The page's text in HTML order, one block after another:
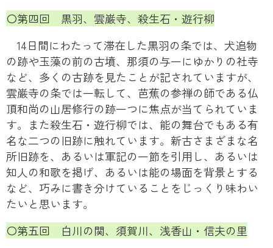
〇第四回 黒羽、雲巌寺、殺生石・遊行柳
14日間にわたって滞在した黒羽の条では、犬追物
の跡や玉藻の前の古墳、那須の与一にゆかりの社寺
など、多くの古跡を見たことが記されていますが、
雲巌寺の条では一転して、芭蕉の参禅の師である仏
頂和尚の山居修行の跡一つに焦点が当てられていま
す。また殺生石・遊行柳では、能の舞台でもある有
名な二つの旧跡に触れています。新古さまざまな名
所旧跡を、あるいは軍記の一節を引用し、あるいは
知人の和歌を掲げ、あるいは能の場面を背景とする
など、巧みに書き分けていることをじっくり味わい
たいと思います。
〇第五回 白川の関、須賀川、浅香山・信夫の里